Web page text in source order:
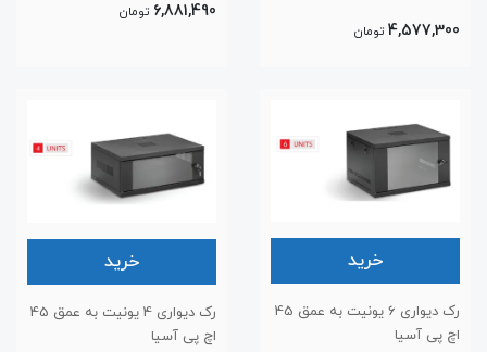
4,577,300 تومان
6,881,490 تومان
خرید
رک دیواری 6 یونیت به عمق 45
اچ پی آسیا
خرید
رک دیواری 4 یونیت به عمق 45
اچ پی آسیا